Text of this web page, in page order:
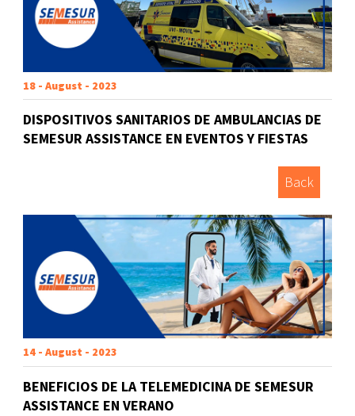
18 - August - 2023
DISPOSITIVOS SANITARIOS DE AMBULANCIAS DE
SEMESUR ASSISTANCE EN EVENTOS Y FIESTAS
Back
14 - August - 2023
BENEFICIOS DE LA TELEMEDICINA DE SEMESUR
ASSISTANCE EN VERANO